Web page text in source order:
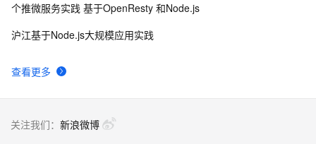
查看更多
个推微服务实践 基于OpenResty 和Node.js
沪江基于Node.js大规模应用实践
关注我们： 新浪微博